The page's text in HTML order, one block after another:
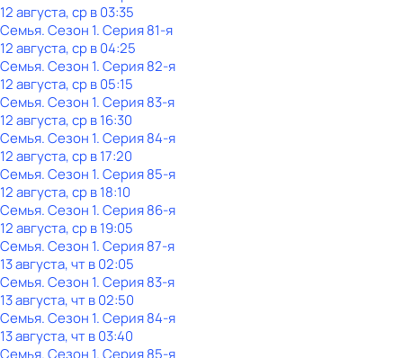
12 августа, ср в 03:35
Семья. Сезон 1. Серия 81-я
12 августа, ср в 04:25
Семья. Сезон 1. Серия 82-я
12 августа, ср в 05:15
Семья. Сезон 1. Серия 83-я
12 августа, ср в 16:30
Семья. Сезон 1. Серия 84-я
12 августа, ср в 17:20
Семья. Сезон 1. Серия 85-я
12 августа, ср в 18:10
Семья. Сезон 1. Серия 86-я
12 августа, ср в 19:05
Семья. Сезон 1. Серия 87-я
13 августа, чт в 02:05
Семья. Сезон 1. Серия 83-я
13 августа, чт в 02:50
Семья. Сезон 1. Серия 84-я
13 августа, чт в 03:40
Семья. Сезон 1. Серия 85-я